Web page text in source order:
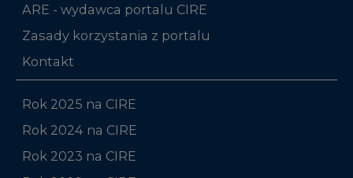
ARE - wydawca portalu CIRE
Zasady korzystania z portalu
Kontakt
Rok 2025 na CIRE
Rok 2024 na CIRE
Rok 2023 na CIRE